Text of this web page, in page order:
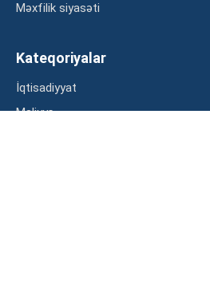
Məxfilik siyasəti
Kateqoriyalar
İqtisadiyyat
Maliyyə